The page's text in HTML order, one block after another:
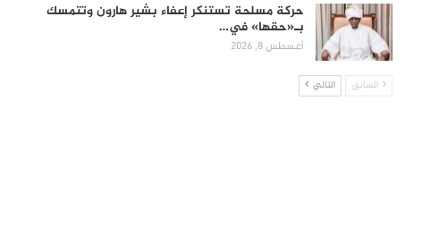
حركة مسلحة تستنكر إعفاء بشير هارون وتتمسك
بـ«حقها» في…
أغسطس 8, 2026
السابق التالي